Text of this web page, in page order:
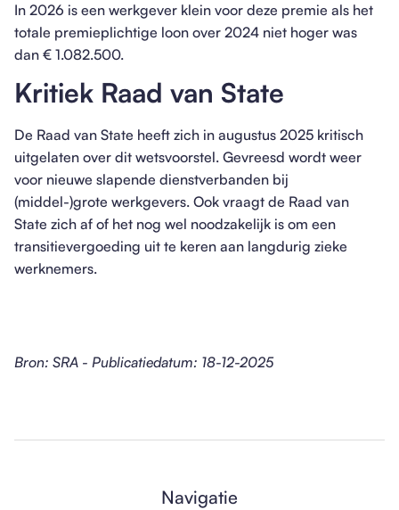
In 2026 is een werkgever klein voor deze premie als het
totale premieplichtige loon over 2024 niet hoger was
dan € 1.082.500.
Kritiek Raad van State
De Raad van State heeft zich in augustus 2025 kritisch
uitgelaten over dit wetsvoorstel. Gevreesd wordt weer
voor nieuwe slapende dienstverbanden bij
(middel-)grote werkgevers. Ook vraagt de Raad van
State zich af of het nog wel noodzakelijk is om een
transitievergoeding uit te keren aan langdurig zieke
werknemers.
Bron: SRA - Publicatiedatum: 18-12-2025
Navigatie